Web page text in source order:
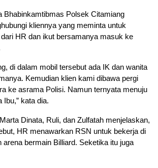
Bhabinkamtibmas Polsek Citamiang
kliennya yang meminta untuk
HR dan ikut bersamanya masuk ke
di dalam mobil tersebut ada IK dan wanita
Kemudian klien kami dibawa pergi
ke asrama Polisi. Namun ternyata menuju
Ibu,” kata dia.
Dinata, Ruli, dan Zulfatah menjelaskan,
HR menawarkan RSN untuk bekerja di
arena bermain Billiard. Seketika itu juga